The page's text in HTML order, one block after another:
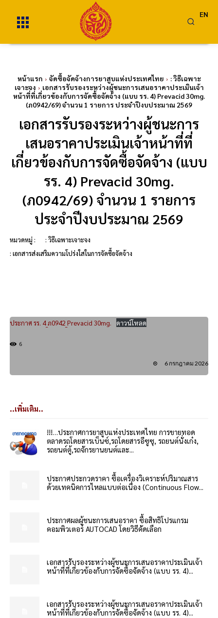
EN
หน้าแรก จัดซื้อจัดจ้างการยาสูบแห่งประเทศไทย
: วิธีเฉพาะ
เจาะจง
เอกสารรับรองระหว่างผู้ชนะการเสนอราคาประเมินเจ้า
หน้าที่ที่เกี่ยวข้องกับการจัดซื้อจัดจ้าง (แบบ รร. 4) Prevacid 30mg.
(ภ0942/69) จำนวน 1 รายการ ประจำปีงบประมาณ 2569
เอกสารรับรองระหว่างผู้ชนะการ
เสนอราคาประเมินเจ้าหน้าที่ที่
เกี่ยวข้องกับการจัดซื้อจัดจ้าง (แบบ
รร. 4) Prevacid 30mg.
(ภ0942/69) จำนวน 1 รายการ
ประจำปีงบประมาณ 2569
หมวดหมู่ :
: วิธีเฉพาะเจาะจง
: เอกสารส่งเสริมความโปร่งใสในการจัดซื้อจัดจ้าง
ประกาศ รร. 4_ภ0942_Prevacid 30mg. ดาวน์โหลด
6
6 กรกฎาคม 2026
..เพิ่มเติม..
!!!…ประกาศการยาสูบแห่งประเทศไทย การขายทอด
ตลาดรถโดยสารเบ็นซ์,รถโดยสารอีซูซุ, รถยนต์นั่งเก๋ง,
รถยนต์ตู้,รถจักรยานยนต์และ...
ประกาศประกวดราคา ซื้อเครื่องวิเคราะห์ปริมาณสาร
ด้วยเทคนิคการไหลแบบต่อเนื่อง (Continuous Flow...
ประกาศผลผู้ชนะการเสนอราคา ซื้อสิทธิโปรแกรม
คอมพิวเตอร์ AUTOCAD โดยวิธีคัดเลือก
เอกสารรับรองระหว่างผู้ชนะการเสนอราคาประเมินเจ้า
หน้าที่ที่เกี่ยวข้องกับการจัดซื้อจัดจ้าง (แบบ รร. 4)...
เอกสารรับรองระหว่างผู้ชนะการเสนอราคาประเมินเจ้า
หน้าที่ที่เกี่ยวข้องกับการจัดซื้อจัดจ้าง (แบบ รร. 4)...